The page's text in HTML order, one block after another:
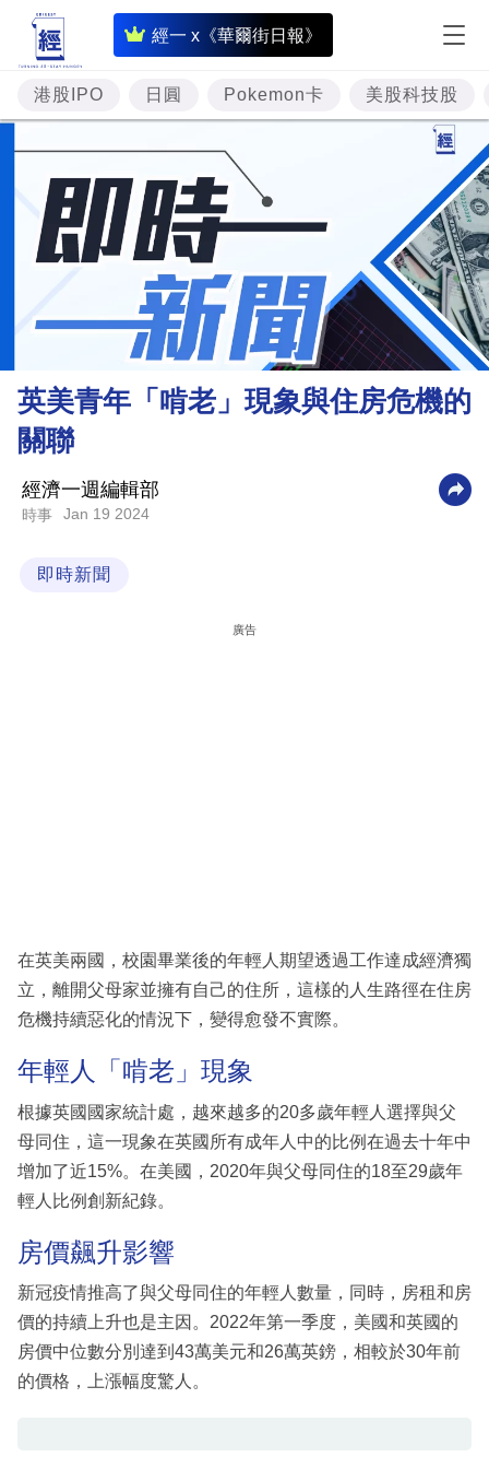
經一 x《華爾街日報》
即
時
財
經
專
題
投
資
樓
市
財
業
科
區
港股IPO 日圓 Pokemon卡 美股科技股
英美青年「啃老」現象與住房危機的
關聯
經濟一週編輯部
時事 Jan 19 2024
即時新聞
廣告
在英美兩國，校園畢業後的年輕人期望透過工作達成經濟獨
立，離開父母家並擁有自己的住所，這樣的人生路徑在住房
危機持續惡化的情況下，變得愈發不實際。
年輕人「啃老」現象
根據英國國家統計處，越來越多的20多歲年輕人選擇與父
母同住，這一現象在英國所有成年人中的比例在過去十年中
增加了近15%。在美國，2020年與父母同住的18至29歲年
輕人比例創新紀錄。
房價飆升影響
新冠疫情推高了與父母同住的年輕人數量，同時，房租和房
價的持續上升也是主因。2022年第一季度，美國和英國的
房價中位數分別達到43萬美元和26萬英鎊，相較於30年前
的價格，上漲幅度驚人。